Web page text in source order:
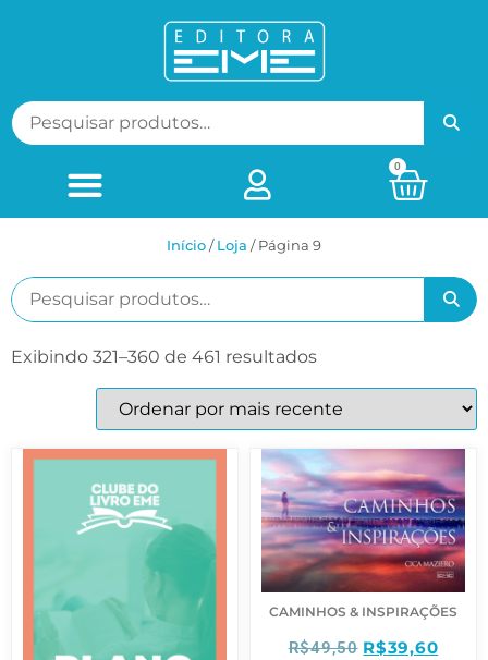
0
Início/Loja / Página 9
Exibindo 321–360 de 461 resultados
CAMINHOS & INSPIRAÇÕES
R$49,50 R$39,60